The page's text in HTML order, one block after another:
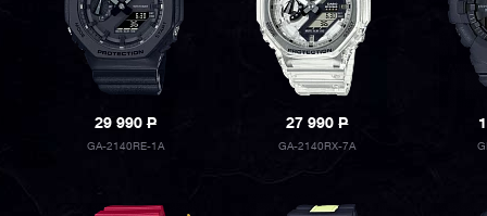
29 990P
GA-2140RE-1A
27 990P
GA-2140RX-7A